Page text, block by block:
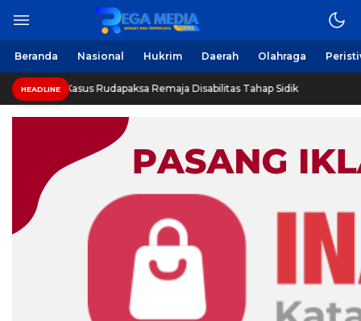
Regamedianews.com
Berita Harian Online
Beranda Nasional Hukrim Daerah Olahraga
HEADLINEKasus Rudapaksa Remaja Disabilitas Tahap Sidik